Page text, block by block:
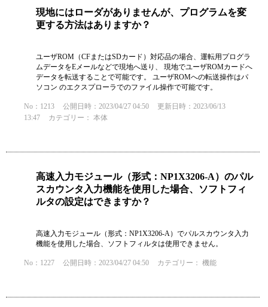
現地にはローダがありませんが、プログラムを変
更する方法はありますか？
ユーザROM（CFまたはSDカード）対応品の場合、運転用プログラ
ムデータをEメールなどで現地へ送り、 現地でユーザROMカードへ
データを転送することで可能です。 ユーザROMへの転送操作はパ
ソコン のエクスプローラでのファイル操作で可能です。
No：1213 公開日時：2023/04/27 04:50
更新日時：2023/06/13
13:47
カテゴリー： 本体
高速入力モジュール（形式：NP1X3206-A）のパル
スカウンタ入力機能を使用した場合、ソフトフィ
ルタの設定はできますか？
高速入力モジュール（形式：NP1X3206-A）でパルスカウンタ入力
機能を使用した場合、ソフトフィルタは使用できません。
No：1227 公開日時：2023/04/27 04:50 カテゴリー： 機能